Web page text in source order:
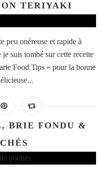
TERIYAKI
peu onéreuse et rapide à
suis tombé sur cette recette
Food Tips » pour la bonne
BRIE FONDU &